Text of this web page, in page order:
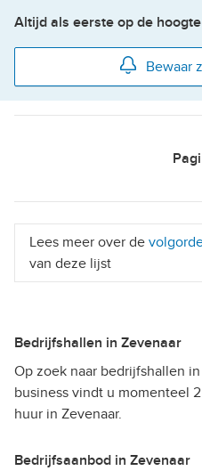
Altijd als eerste op de
Bewaar
Lees meer over de
van deze lijst
Bedrijfshallen in Zevenaar
Op zoek naar bedrijfshallen
business vindt u momenteel
huur in Zevenaar.
Bedrijfsaanbod in Zevenaar